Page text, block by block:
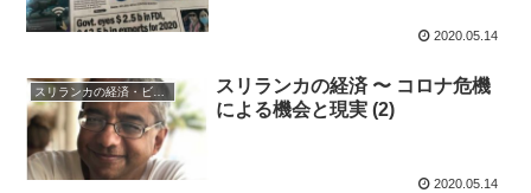
2020.05.14
スリランカの経済 〜 コロナ危機
による機会と現実 (2)
2020.05.14